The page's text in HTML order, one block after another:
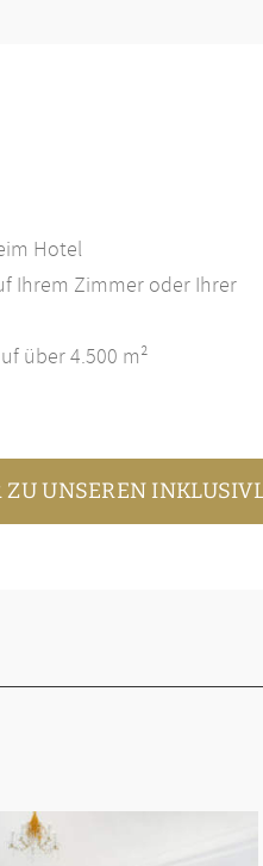
Hotel
Ihrem Zimmer oder Ihrer
über 4.500 m²
ZU UNSEREN